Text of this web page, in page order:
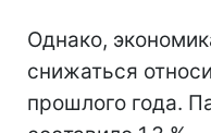
Однако,
снижаться
прошлого года.